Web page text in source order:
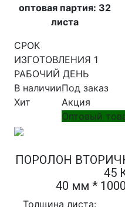
оптовая партия: 32
листа
СРОК
ИЗГОТОВЛЕНИЯ 1
РАБОЧИЙ ДЕНЬ
В наличии
Хит
Под заказ
Акция
Оптовый
ПОРОЛОН
45
40 мм *
Толщина листа: